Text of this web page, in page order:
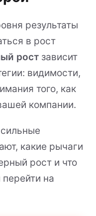
результаты
в рост
рост зависит
видимости,
того, как
компании.
какие рычаги
рост и что
на